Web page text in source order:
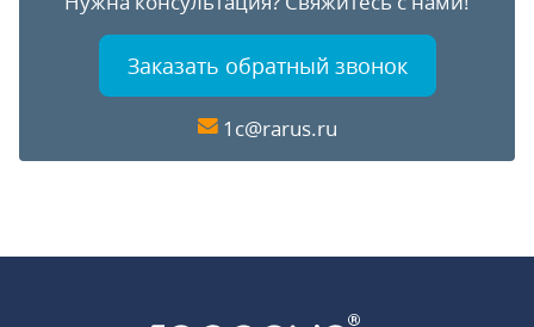
Заказать обратный звонок
1c@rarus.ru